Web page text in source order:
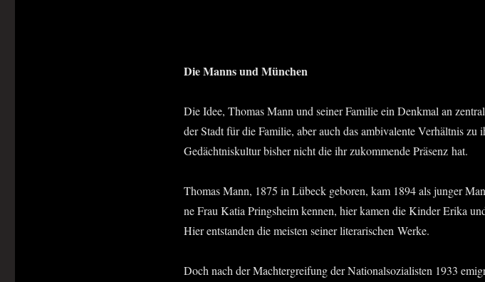
Die Manns und München
Die Idee, Tho­mas Mann und sei­ner Fami­lie ein Denk­mal an
der Stadt für die Fami­lie, aber auch das ambi­va­len­te Ver­hält­nis zu
Gedächt­nis­kul­tur bis­her nicht die ihr zukom­men­de Prä­senz hat.
Tho­mas Mann, 1875 in Lübeck gebo­ren, kam 1894 als jun­ger
ne Frau Katia Pringsheim ken­nen, hier kamen die Kin­der Eri­ka
Hier ent­stan­den die meis­ten sei­ner lite­ra­ri­schen Werke.
Doch nach der Macht­er­grei­fung der Natio­nal­so­zia­lis­ten 1933